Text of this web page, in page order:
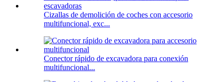
Cizallas de demolición de coches con accesorio
multifuncional, exc...
Conector rápido de excavadora para conexión
multifuncional...